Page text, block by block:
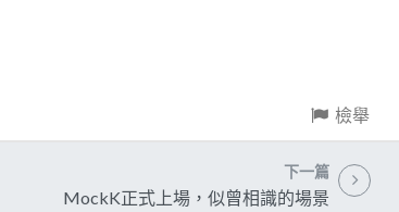
檢舉
下一篇
MockK正式上場，似曾相識的場景